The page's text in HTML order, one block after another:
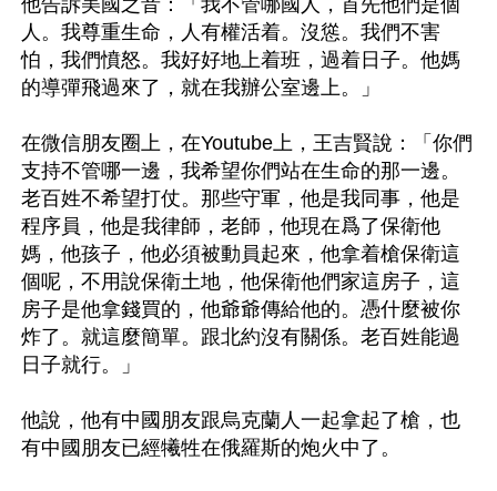
他告訴美國之音：「我不管哪國人，首先他們是個
人。我尊重生命，人有權活着。沒慫。我們不害
怕，我們憤怒。我好好地上着班，過着日子。他媽
的導彈飛過來了，就在我辦公室邊上。」
在微信朋友圈上，在Youtube上，王吉賢說：「你們
支持不管哪一邊，我希望你們站在生命的那一邊。
老百姓不希望打仗。那些守軍，他是我同事，他是
程序員，他是我律師，老師，他現在爲了保衛他
媽，他孩子，他必須被動員起來，他拿着槍保衛這
個呢，不用說保衛土地，他保衛他們家這房子，這
房子是他拿錢買的，他爺爺傳給他的。憑什麼被你
炸了。就這麼簡單。跟北約沒有關係。老百姓能過
日子就行。」
他說，他有中國朋友跟烏克蘭人一起拿起了槍，也
有中國朋友已經犧牲在俄羅斯的炮火中了。